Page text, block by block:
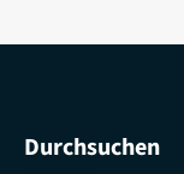
Durchsuchen